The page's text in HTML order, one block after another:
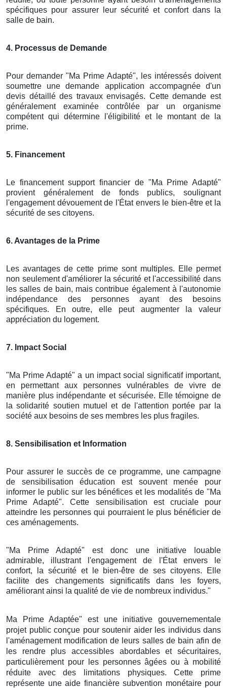
spécifiques pour assurer leur sécurité et confort dans la
salle de bain.
4. Processus de Demande
Pour demander "Ma Prime Adapté", les intéressés doivent
soumettre une demande application accompagnée d'un
devis détaillé des travaux envisagés. Cette demande est
généralement examinée contrôlée par un organisme
compétent qui détermine l'éligibilité et le montant de la
prime.
5. Financement
Le financement support financier de "Ma Prime Adapté"
provient généralement de fonds publics, soulignant
l'engagement dévouement de l'État envers le bien-être et la
sécurité de ses citoyens.
6. Avantages de la Prime
Les avantages de cette prime sont multiples. Elle permet
non seulement d'améliorer la sécurité et l'accessibilité dans
les salles de bain, mais contribue également à l'autonomie
indépendance des personnes ayant des besoins
spécifiques. En outre, elle peut augmenter la valeur
appréciation du logement.
7. Impact Social
"Ma Prime Adapté" a un impact social significatif important,
en permettant aux personnes vulnérables de vivre de
manière plus indépendante et sécurisée. Elle témoigne de
la solidarité soutien mutuel et de l'attention portée par la
société aux besoins de ses membres les plus fragiles.
8. Sensibilisation et Information
Pour assurer le succès de ce programme, une campagne
de sensibilisation éducation est souvent menée pour
informer le public sur les bénéfices et les modalités de "Ma
Prime Adapté". Cette sensibilisation est cruciale pour
atteindre les personnes qui pourraient le plus bénéficier de
ces aménagements.
"Ma Prime Adapté" est donc une initiative louable
admirable, illustrant l'engagement de l'État envers le
confort, la sécurité et le bien-être de ses citoyens. Elle
facilite des changements significatifs dans les foyers,
améliorant ainsi la qualité de vie de nombreux individus."
Ma Prime Adaptée" est une initiative gouvernementale
projet public conçue pour soutenir aider les individus dans
l'aménagement modification de leurs salles de bain afin de
les rendre plus accessibles abordables et sécuritaires,
particulièrement pour les personnes âgées ou à mobilité
réduite avec des limitations physiques. Cette prime
représente une aide financière subvention monétaire pour